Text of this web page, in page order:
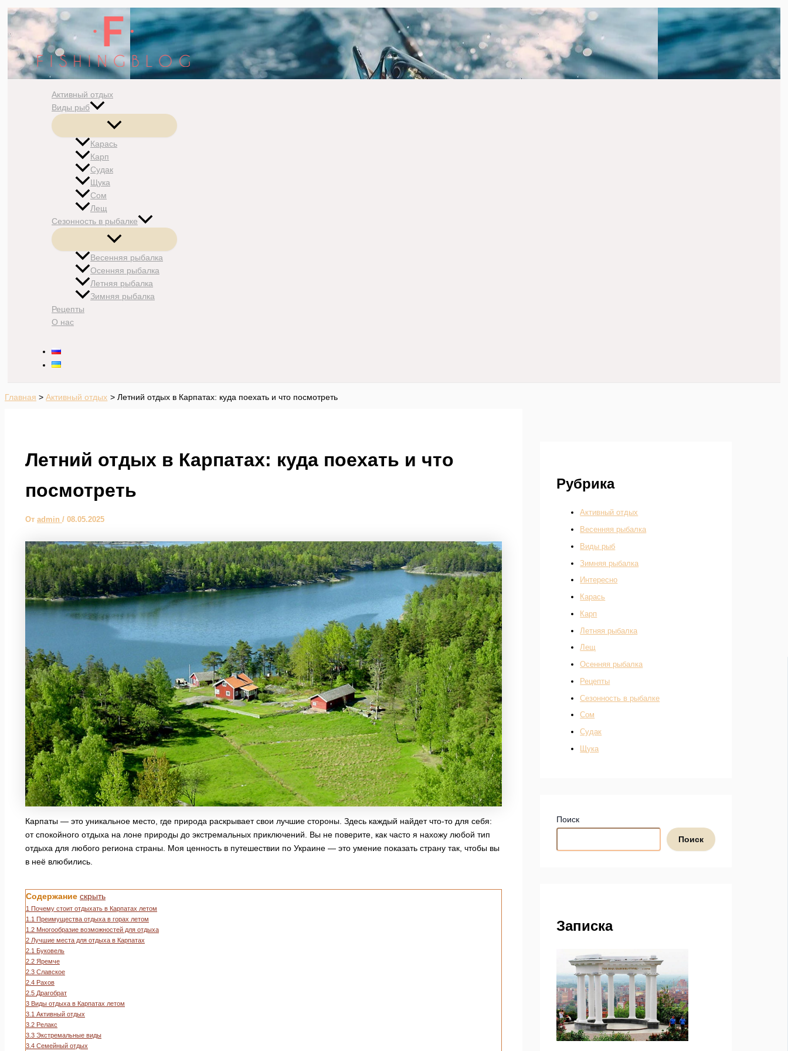
Перейти
содержимому
Активный отдых
Виды рыб
Переключатель
меню
Карась
Карп
Судак
Щука
Сом
Лещ
Сезонность в рыбалке
Переключатель
меню
Весенняя рыбалка
Осенняя рыбалка
Летняя рыбалка
Зимняя рыбалка
Рецепты
О нас
Главная Активный отдых Летний отдых в Карпатах: куда поехать и что посмотреть
Летний отдых в Карпатах: куда поехать и что
посмотреть
От admin / 08.05.2025
Карпаты — это уникальное место, где природа раскрывает свои лучшие стороны. Здесь каждый найдет что-то для себя:
от спокойного отдыха на лоне природы до экстремальных приключений. Вы не поверите, как часто я нахожу любой тип
отдыха для любого региона страны. Моя ценность в путешествии по Украине — это умение показать страну так, чтобы вы
в неё влюбились.
Содержание скрыть
1 Почему стоит отдыхать в Карпатах летом
1.1 Преимущества отдыха в горах летом
1.2 Многообразие возможностей для отдыха
2 Лучшие места для отдыха в Карпатах
2.1 Буковель
2.2 Яремче
2.3 Славское
2.4 Рахов
2.5 Драгобрат
3 Виды отдыха в Карпатах летом
3.1 Активный отдых
3.2 Релакс
3.3 Экстремальные виды
3.4 Семейный отдых
Рубрика
Активный отдых
Весенняя рыбалка
Виды рыб
Зимняя рыбалка
Интересно
Карась
Карп
Летняя рыбалка
Лещ
Осенняя рыбалка
Рецепты
Сезонность в рыбалке
Сом
Судак
Щука
Поиск
Поиск
Записка